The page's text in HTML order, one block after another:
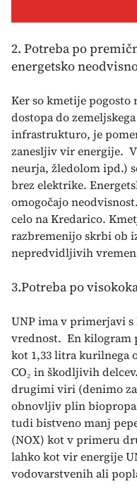
2. Potreba po
energetsko
Ker so kmetije
dostopa do
infrastrukturo, je
zanesljiv vir energije.
neurja, žledolom ipd.)
brez elektrike.
omogočajo
celo na Kredarico.
razbremenijo skrbi ob
nepredvidljivih
3.Potreba po
UNP ima v primerjavi
vrednost. En kilogram
kot 1,33 litra kurilnega
CO₂ in škodljivih
drugimi viri (denimo
obnovljiv plin
tudi bistveno manj
(NOX) kot v primeru
lahko kot vir energije
vodovarstvenih ali